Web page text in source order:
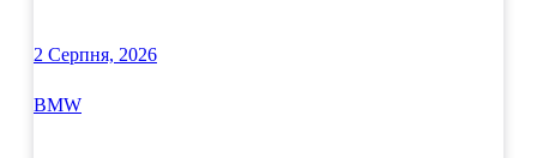
2 Серпня, 2026
BMW